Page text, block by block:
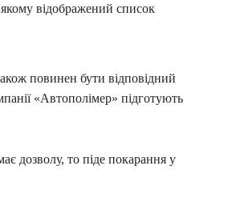
відображений список
повинен бути відповідний
«Автополімер» підготують
дозволу, то піде покарання у